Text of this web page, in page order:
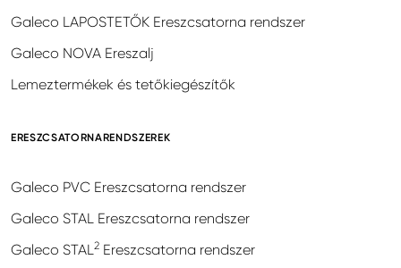
Galeco LAPOSTETŐK Ereszcsatorna rendszer
Galeco NOVA Ereszalj
Lemeztermékek és tetőkiegészítők
ERESZCSATORNARENDSZEREK
Galeco PVC Ereszcsatorna rendszer
Galeco STAL Ereszcsatorna rendszer
Galeco STAL2 Ereszcsatorna rendszer